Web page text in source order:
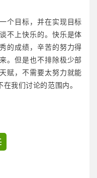
个目标，并在实现目标
不上快乐的。快乐是体
的成绩，辛苦的努力得
。但是也不排除极少部
赋，不需要太努力就能
我们讨论的范围内。